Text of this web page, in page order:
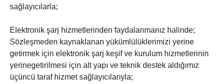
sağlayıcılarla;
Elektronik şarj hizmetlerinden faydalanmanız halinde;
Sözleşmeden kaynaklanan yükümlülüklerimizi yerine
getirmek için elektronik şarj keşif ve kurulum hizmetlerinin
yerinegetirilmesi için alt yapı ve teknik destek aldığımız
üçüncü taraf hizmet sağlayıcılarıyla;